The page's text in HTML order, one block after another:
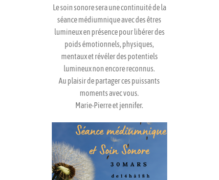
Le soin sonore sera une continuité de la
séance médiumnique avec des êtres
lumineux en présence pour libérer des
poids émotionnels, physiques,
mentaux et révéler des potentiels
lumineux non encore reconnus.
Au plaisir de partager ces puissants
moments avec vous.
Marie-Pierre et jennifer.